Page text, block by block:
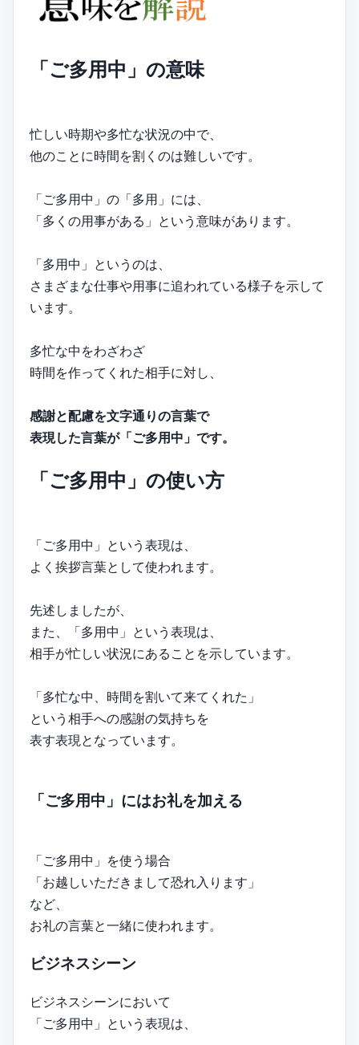
「ご多用中」の意味
忙しい時期や多忙な状況の中で、
他のことに時間を割くのは難しいです。
「ご多用中」の「多用」には、
「多くの用事がある」という意味があります。
「多用中」というのは、
さまざまな仕事や用事に追われている様子を示して
います。
多忙な中をわざわざ
時間を作ってくれた相手に対し、
感謝と配慮を文字通りの言葉で
表現した言葉が「ご多用中」です。
「ご多用中」の使い方
「ご多用中」という表現は、
よく挨拶言葉として使われます。
先述しましたが、
また、「多用中」という表現は、
相手が忙しい状況にあることを示しています。
「多忙な中、時間を割いて来てくれた」
という相手への感謝の気持ちを
表す表現となっています。
「ご多用中」にはお礼を加える
「ご多用中」を使う場合
「お越しいただきまして恐れ入ります」
など、
お礼の言葉と一緒に使われます。
ビジネスシーン
ビジネスシーンにおいて
「ご多用中」という表現は、